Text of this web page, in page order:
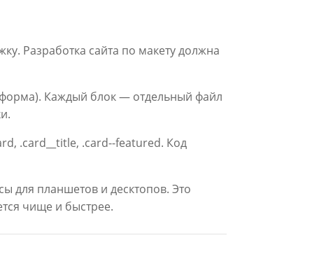
Разработка сайта по макету должна
Каждый блок — отдельный файл
.card__title, .card--featured. Код
для планшетов и десктопов. Это
чище и быстрее.